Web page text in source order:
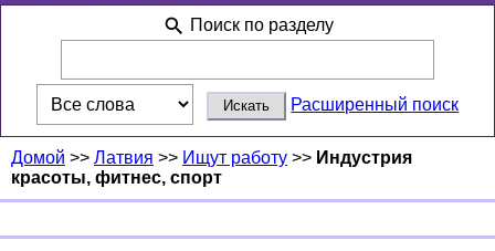
Поиск по разделу
Расширенный поиск
Домой >> Латвия >> Ищут работу >> Индустрия
красоты, фитнес, спорт